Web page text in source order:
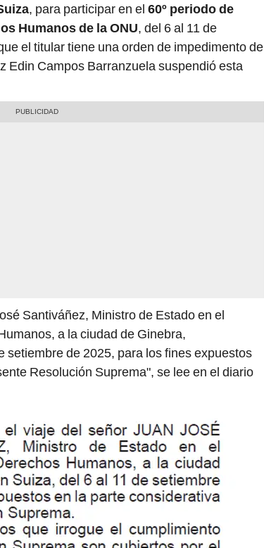
, para participar en el 60º periodo de
Humanos de la ONU, del 6 al 11 de
el titular tiene una orden de impedimento de
Edin Campos Barranzuela suspendió esta
Santiváñez, Ministro de Estado en el
a la ciudad de Ginebra,
setiembre de 2025, para los fines expuestos
Resolución Suprema", se lee en el diario